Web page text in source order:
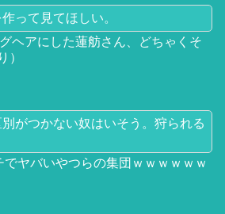
って見てほしい。
ヘアにした蓮舫さん、どちゃくそ
）
がつかない奴はいそう。狩られる
でヤバいやつらの集団ｗｗｗｗｗｗ